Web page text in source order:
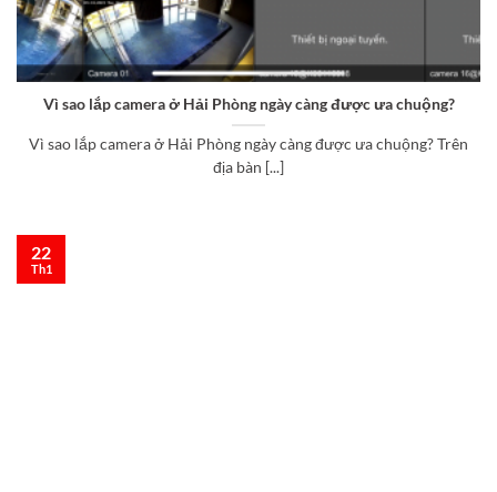
Vì sao lắp camera ở Hải Phòng ngày càng được ưa chuộng?
Vì sao lắp camera ở Hải Phòng ngày càng được ưa chuộng? Trên
địa bàn [...]
22
Th1